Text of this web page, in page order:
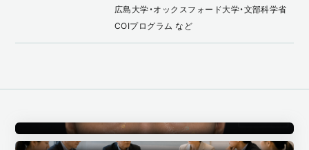
広島大学・オックスフォード大学・文部科学省
COIプログラム など
アノテーション事業